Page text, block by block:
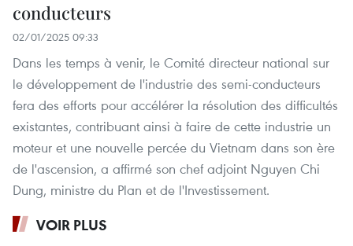
conducteurs
02/01/2025 09:33
Dans les temps à venir, le Comité directeur national sur
le développement de l'industrie des semi-conducteurs
fera des efforts pour accélérer la résolution des difficultés
existantes, contribuant ainsi à faire de cette industrie un
moteur et une nouvelle percée du Vietnam dans son ère
de l'ascension, a affirmé son chef adjoint Nguyen Chi
Dung, ministre du Plan et de l'Investissement.
VOIR PLUS